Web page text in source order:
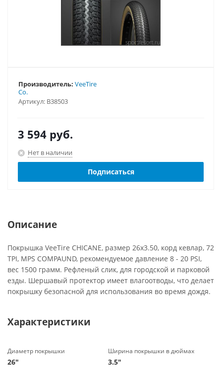
Артикул: B38503
Производитель: VeeTire
Co.
3 594 руб.
Нет в наличии
Подписаться
Описание
Покрышка VeeTire CHICANE, размер 26x3.50, корд кевлар, 72
TPI, MPS COMPAUND, рекомендуемое давление 8 - 20 PSI,
вес 1500 грамм. Рефленый слик, для городской и парковой
езды. Шершавый протектор имеет влагоотводы, что делает
покрышку безопасной для использования во время дождя.
Характеристики
Диаметр покрышки
26"
Ширина покрышки в дюймах
3.5"